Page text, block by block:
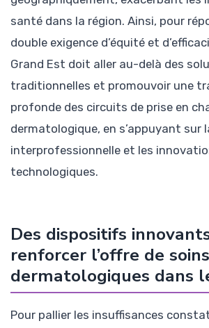
santé dans la région. Ainsi, pour
double exigence d’équité et
Grand Est doit aller au-delà des
traditionnelles et promouvoir une
profonde des circuits de prise en
dermatologique, en s’appuyant sur
interprofessionnelle et les
technologiques.
Des dispositifs
renforcer l’offre de soins
dermatologiques dans
Pour pallier les insuffisances